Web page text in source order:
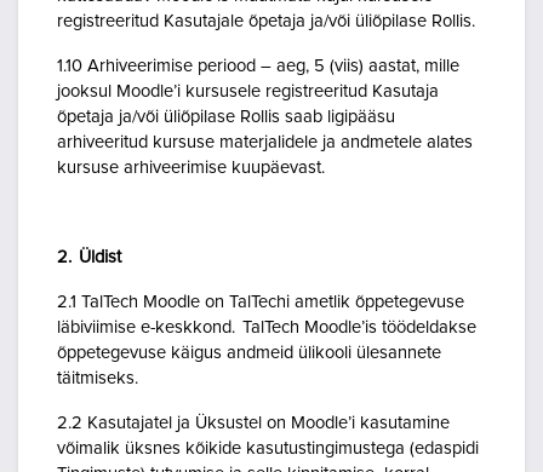
registreeritud Kasutajale õpetaja ja/või üliõpilase Rollis.
1.10 Arhiveerimise periood – aeg, 5 (viis) aastat, mille
jooksul Moodle’i kursusele registreeritud Kasutaja
õpetaja ja/või üliõpilase Rollis saab ligipääsu
arhiveeritud kursuse materjalidele ja andmetele alates
kursuse arhiveerimise kuupäevast.
2. Üldist
2.1 TalTech Moodle on TalTechi ametlik õppetegevuse
läbiviimise e-keskkond. TalTech Moodle’is töödeldakse
õppetegevuse käigus andmeid ülikooli ülesannete
täitmiseks.
2.2 Kasutajatel ja Üksustel on Moodle’i kasutamine
võimalik üksnes kõikide kasutustingimustega (edaspidi